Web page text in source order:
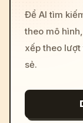
Để AI tìm
theo mô
xếp theo
sẻ.